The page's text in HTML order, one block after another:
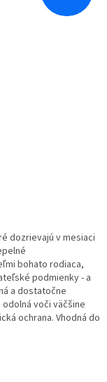
dozrievajú v mesiaci
bohato rodiaca,
podmienky - a
a dostatočne
voči väčšine
ochrana. Vhodná do